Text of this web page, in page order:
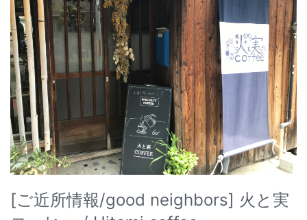
[ご近所情報/good neighbors] 火と実